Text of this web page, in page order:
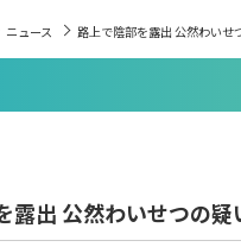
ニュース 路上で陰部を露出 公然わいせ
露出 公然わいせつの